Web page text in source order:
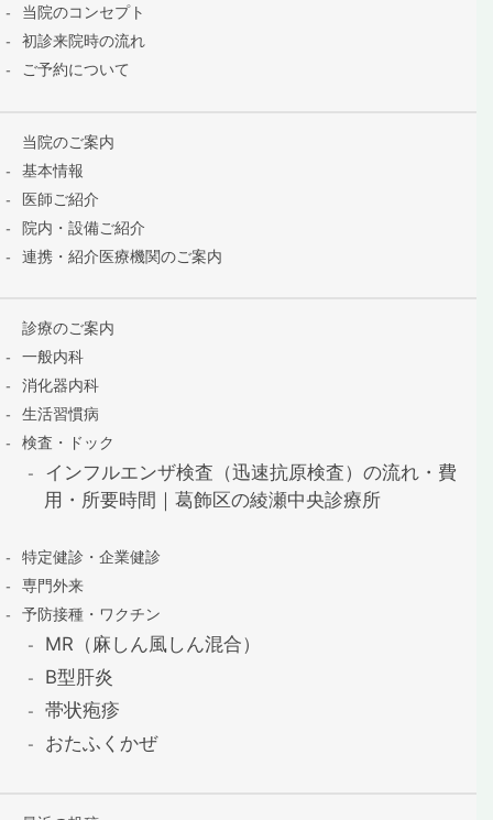
当院のコンセプト
初診来院時の流れ
ご予約について
当院のご案内
基本情報
医師ご紹介
院内・設備ご紹介
連携・紹介医療機関のご案内
診療のご案内
一般内科
消化器内科
生活習慣病
検査・ドック
インフルエンザ検査（迅速抗原検査）の流れ・費
用・所要時間｜葛飾区の綾瀬中央診療所
特定健診・企業健診
専門外来
予防接種・ワクチン
MR（麻しん風しん混合）
B型肝炎
帯状疱疹
おたふくかぜ